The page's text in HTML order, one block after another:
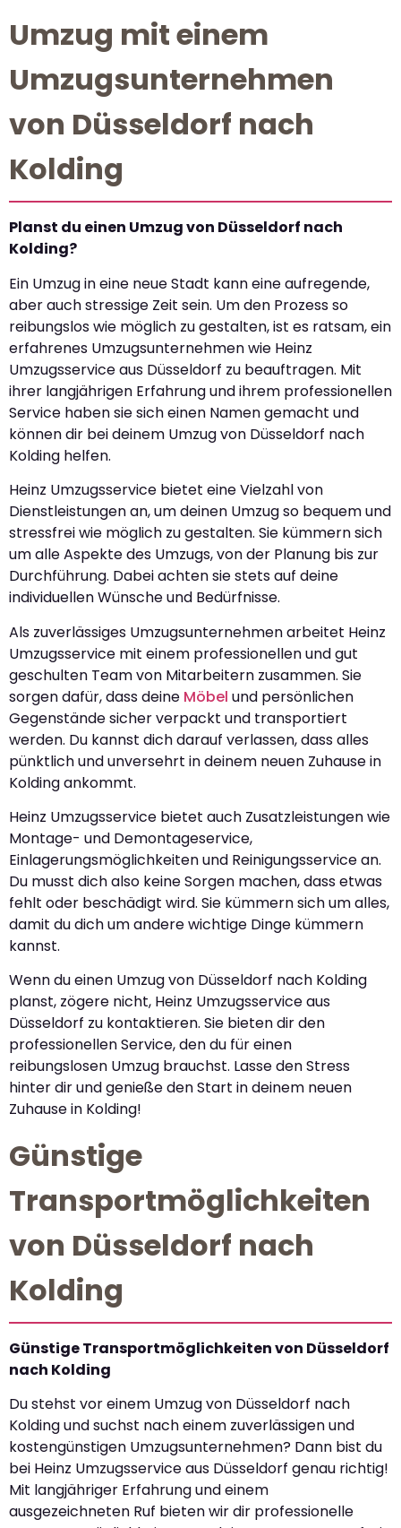
Umzug mit einem
Umzugsunternehmen
von Düsseldorf nach
Kolding
Planst du einen Umzug von Düsseldorf nach
Kolding?
Ein Umzug in eine neue Stadt kann eine aufregende,
aber auch stressige Zeit sein. Um den Prozess so
reibungslos wie möglich zu gestalten, ist es ratsam, ein
erfahrenes Umzugsunternehmen wie Heinz
Umzugsservice aus Düsseldorf zu beauftragen. Mit
ihrer langjährigen Erfahrung und ihrem professionellen
Service haben sie sich einen Namen gemacht und
können dir bei deinem Umzug von Düsseldorf nach
Kolding helfen.
Heinz Umzugsservice bietet eine Vielzahl von
Dienstleistungen an, um deinen Umzug so bequem und
stressfrei wie möglich zu gestalten. Sie kümmern sich
um alle Aspekte des Umzugs, von der Planung bis zur
Durchführung. Dabei achten sie stets auf deine
individuellen Wünsche und Bedürfnisse.
Als zuverlässiges Umzugsunternehmen arbeitet Heinz
Umzugsservice mit einem professionellen und gut
geschulten Team von Mitarbeitern zusammen. Sie
sorgen dafür, dass deine Möbel und persönlichen
Gegenstände sicher verpackt und transportiert
werden. Du kannst dich darauf verlassen, dass alles
pünktlich und unversehrt in deinem neuen Zuhause in
Kolding ankommt.
Heinz Umzugsservice bietet auch Zusatzleistungen wie
Montage- und Demontageservice,
Einlagerungsmöglichkeiten und Reinigungsservice an.
Du musst dich also keine Sorgen machen, dass etwas
fehlt oder beschädigt wird. Sie kümmern sich um alles,
damit du dich um andere wichtige Dinge kümmern
kannst.
Wenn du einen Umzug von Düsseldorf nach Kolding
planst, zögere nicht, Heinz Umzugsservice aus
Düsseldorf zu kontaktieren. Sie bieten dir den
professionellen Service, den du für einen
reibungslosen Umzug brauchst. Lasse den Stress
hinter dir und genieße den Start in deinem neuen
Zuhause in Kolding!
Günstige
Transportmöglichkeiten
von Düsseldorf nach
Kolding
Günstige Transportmöglichkeiten von Düsseldorf
nach Kolding
Du stehst vor einem Umzug von Düsseldorf nach
Kolding und suchst nach einem zuverlässigen und
kostengünstigen Umzugsunternehmen? Dann bist du
bei Heinz Umzugsservice aus Düsseldorf genau richtig!
Mit langjähriger Erfahrung und einem
ausgezeichneten Ruf bieten wir dir professionelle